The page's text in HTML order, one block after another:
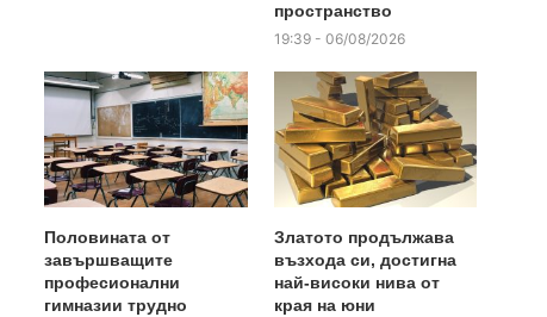
пространство
19:39 - 06/08/2026
Половината от
завършващите
професионални
гимназии трудно
Златото продължава
възхода си, достигна
най-високи нива от
края на юни